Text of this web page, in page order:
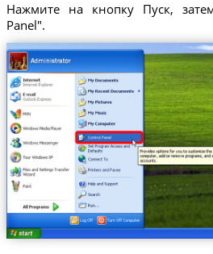
Нажмите на кнопку Пуск,
Panel".